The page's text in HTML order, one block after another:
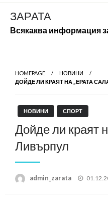
Skip
content
ЗАРАТА
Всякаква информация
HOMEPAGE
НОВИНИ
ДОЙДЕ ЛИ КРАЯТ НА „ЕРАТА
НОВИНИ СПОРТ
Дойде ли краят
Ливърпул
admin_zarata
Posted